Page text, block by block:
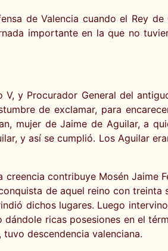
de Valencia cuando el Rey de
importante en la que no
y Procurador General del
de exclamar, para
mujer de Jaime de Aguilar, a
y así se cumplió. Los Aguilar
contribuye Mosén Jaime
de aquel reino con treinta
dichos lugares. Luego
ricas posesiones en el
descendencia valenciana.